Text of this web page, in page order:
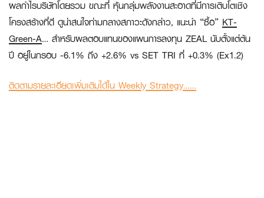
ผลกำไรบริษัทโดยรวม ขณะที่ หุ้นกลุ่มพลังงานสะอาดที่มีการเติบโตเชิง
โครงสร้างที่ดี ดูน่าสนใจท่ามกลางสภาวะดังกล่าว, แนะนำ “ซื้อ” KT-
Green-A… สำหรับผลตอบแทนของแผนการลงทุน ZEAL นับตั้งแต่ต้น
ปี อยู่ในกรอบ -6.1% ถึง +2.6% vs SET TRI ที่ +0.3% (Ex1.2)
ติดตามรายละเอียดเพิ่มเติมได้ใน Weekly Strategy……